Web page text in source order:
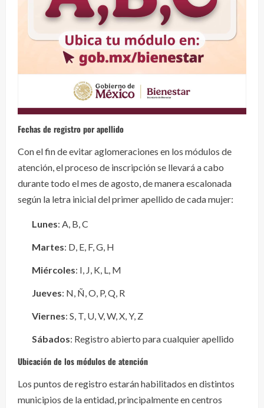
Fechas de registro por apellido
Con el fin de evitar aglomeraciones en los módulos de
atención, el proceso de inscripción se llevará a cabo
durante todo el mes de agosto, de manera escalonada
según la letra inicial del primer apellido de cada mujer:
Lunes: A, B, C
Martes: D, E, F, G, H
Miércoles: I, J, K, L, M
Jueves: N, Ñ, O, P, Q, R
Viernes: S, T, U, V, W, X, Y, Z
Sábados: Registro abierto para cualquier apellido
Ubicación de los módulos de atención
Los puntos de registro estarán habilitados en distintos
municipios de la entidad, principalmente en centros